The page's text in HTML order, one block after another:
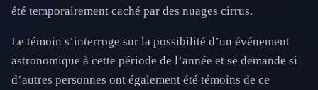
été temporairement caché par des nuages cirrus.
Le témoin s’interroge sur la possibilité d’un événement
astronomique à cette période de l’année et se demande si
d’autres personnes ont également été témoins de ce